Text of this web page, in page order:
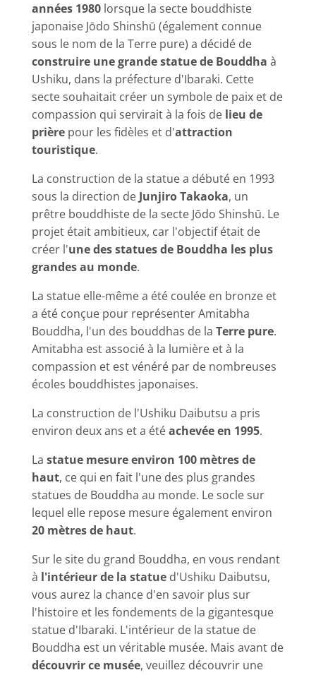
années 1980lorsque la secte bouddhiste
japonaise Jōdo Shinshū (également connue
sous le nom de la Terre pure) a décidé de
construire une grande statue de Bouddha à
Ushiku, dans la préfecture d'Ibaraki. Cette
secte souhaitait créer un symbole de paix et de
compassion qui servirait à la fois de lieu de
prièrepour les fidèles et d'attraction
touristique.
La construction de la statue a débuté en 1993
sous la direction de Junjiro Takaoka, un
prêtre bouddhiste de la secte Jōdo Shinshū. Le
projet était ambitieux, car l'objectif était de
créer l'une des statues de Bouddha les plus
grandes au monde.
La statue elle-même a été coulée en bronze et
a été conçue pour représenter Amitabha
Bouddha, l'un des bouddhas de la Terre pure.
Amitabha est associé à la lumière et à la
compassion et est vénéré par de nombreuses
écoles bouddhistes japonaises.
La construction de l'Ushiku Daibutsu a pris
environ deux ans et a étéachevée en 1995.
La statue mesure environ 100 mètres de
haut, ce qui en fait l'une des plus grandes
statues de Bouddha au monde. Le socle sur
lequel elle repose mesure également environ
20 mètres de haut.
Sur le site du grand Bouddha, en vous rendant
à l'intérieur de la statued'Ushiku Daibutsu,
vous aurez la chance d'en savoir plus sur
l'histoire et les fondements de la gigantesque
statue d'Ibaraki. L'intérieur de la statue de
Bouddha est un véritable musée. Mais avant de
découvrir ce musée, veuillez découvrir une